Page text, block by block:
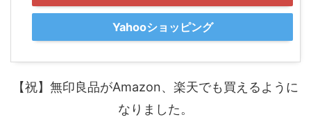
Yahooショッピング
【祝】無印良品がAmazon、楽天でも買えるように
なりました。